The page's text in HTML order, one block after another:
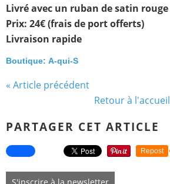
Livré avec un ruban de satin rouge
Prix: 24€ (frais de port offerts)
Livraison rapide
Boutique: A-qui-S
« Article précédent
Retour à l'accueil
PARTAGER CET ARTICLE
Repost